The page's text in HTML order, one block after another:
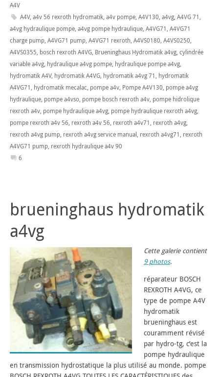
A4V
A4V, a4v 56 rexroth hydromatik, a4v pompe, A4V130, a4vg, A4VG 71,
a4vg hydraulique pompe, a4vg pompe hydraulique, A4VG71, A4VG71
charge pump, A4VG71 pump, A4VG71 rexroth, A4VS0180, A4VS0250,
A4VS0355, bosch rexroth A4VG, Brueninghaus Hydromatik a4vg, cylindrée
variable a4vg, hydraulique a4vg pompe, hydraulique pompe a4vg,
hydromatik A4V, hydromatik A4VG, hydromatik a4vg 71, hydromatik
A4VG71, hydromatik mecalac, pompe a4v, Pompe A4V130, pompe a4vg
hydraulique, pompe a4vso, pompe bosch rexroth a4v, pompe hidrolique
rexroth a4v, pompe hydraulique a4vg, pompe hydraulique rexroth a4vg,
pompe rexroth a4v 56, rexroth a4v 56, rexroth a4v71, rexroth a4vg,
rexroth a4vg pump, rexroth a4vg service manual, rexroth a4vg71, rexroth
A4VG71 pump, rexroth hydraulique a4v 90
6
brueninghaus hydromatik
a4vg
Cette galerie contient
9 photos.
réparateur BOSCH
REXROTH A4VG, ce
type de pompe A4V
hydromatik
brueninghaus est
couramment révisé
par hydro-tg, c’est la
pompe hydraulique
en transmission hydrostatique la plus utilisé au monde. pompe